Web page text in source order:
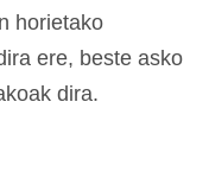
horietako
ere, beste asko
dira.